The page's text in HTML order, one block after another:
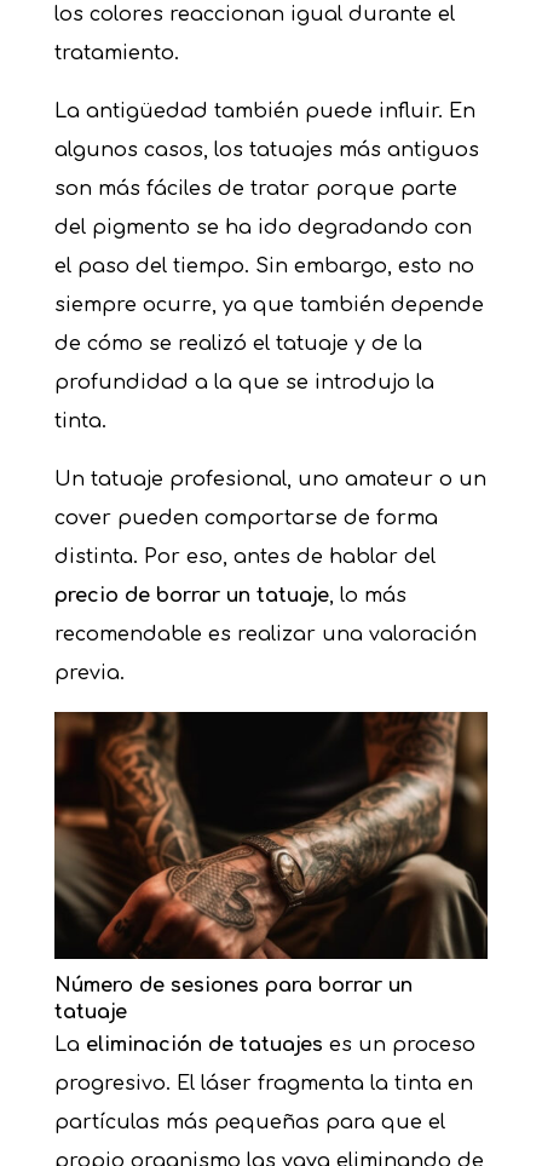
los colores reaccionan igual durante el
tratamiento.
La antigüedad también puede influir. En
algunos casos, los tatuajes más antiguos
son más fáciles de tratar porque parte
del pigmento se ha ido degradando con
el paso del tiempo. Sin embargo, esto no
siempre ocurre, ya que también depende
de cómo se realizó el tatuaje y de la
profundidad a la que se introdujo la
tinta.
Un tatuaje profesional, uno amateur o un
cover pueden comportarse de forma
distinta. Por eso, antes de hablar del
precio de borrar un tatuaje, lo más
recomendable es realizar una valoración
previa.
Número de sesiones para borrar un
tatuaje
La eliminación de tatuajes es un proceso
progresivo. El láser fragmenta la tinta en
partículas más pequeñas para que el
propio organismo las vaya eliminando de